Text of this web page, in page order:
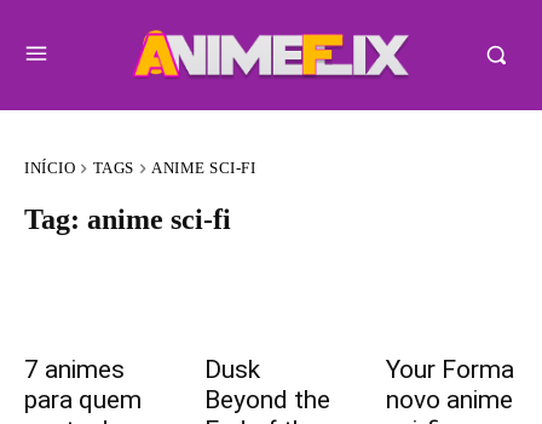
INÍCIO TAGS ANIME SCI-FI
Tag: anime sci-fi
7 animes
para quem
Dusk
Beyond the
Your Forma
novo anime